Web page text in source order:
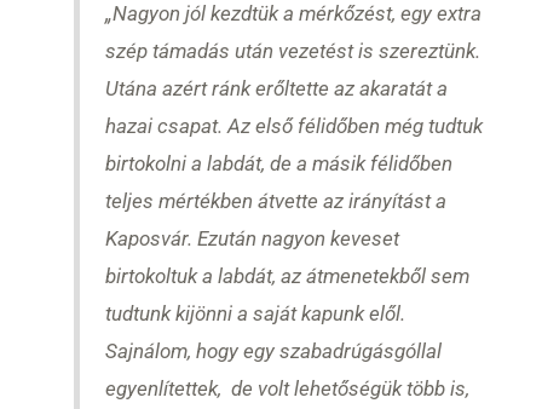
„Nagyon jól kezdtük a mérkőzést, egy extra
szép támadás után vezetést is szereztünk.
Utána azért ránk erőltette az akaratát a
hazai csapat. Az első félidőben még tudtuk
birtokolni a labdát, de a másik félidőben
teljes mértékben átvette az irányítást a
Kaposvár. Ezután nagyon keveset
birtokoltuk a labdát, az átmenetekből sem
tudtunk kijönni a saját kapunk elől.
Sajnálom, hogy egy szabadrúgásgóllal
egyenlítettek, de volt lehetőségük több is,